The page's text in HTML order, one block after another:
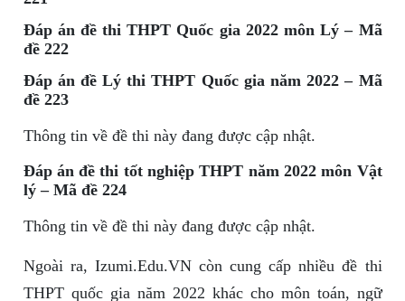
Đáp án đề thi THPT Quốc gia 2022 môn Lý – Mã
đề 222
Đáp án đề Lý thi THPT Quốc gia năm 2022 – Mã
đề 223
Thông tin về đề thi này đang được cập nhật.
Đáp án đề thi tốt nghiệp THPT năm 2022 môn Vật
lý – Mã đề 224
Thông tin về đề thi này đang được cập nhật.
Ngoài ra, Izumi.Edu.VN còn cung cấp nhiều đề thi
THPT quốc gia năm 2022 khác cho môn toán, ngữ